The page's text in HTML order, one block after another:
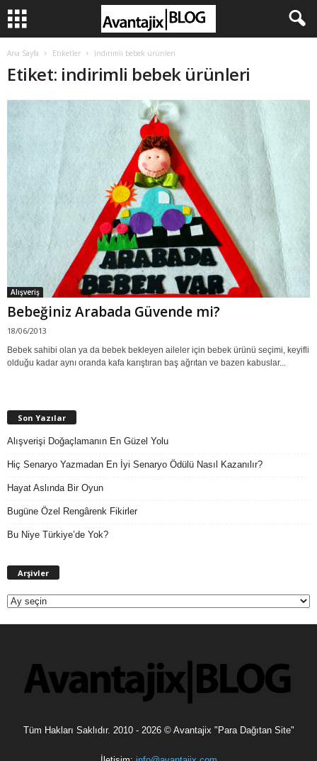
Ana Sayfa Etiketler Indirimli bebek ürünleri
Etiket: indirimli bebek ürünleri
Alışveriş
Bebeğiniz Arabada Güvende mi?
18/06/2013
Bebek sahibi olan ya da bebek bekleyen aileler için bebek ürünü seçimi, keyifli
olduğu kadar aynı oranda kafa karıştıran baş ağrıtan ve bazen kabuslar...
Son Yazılar
Alışverişi Doğaçlamanın En Güzel Yolu
Hiç Senaryo Yazmadan En İyi Senaryo Ödülü Nasıl Kazanılır?
Hayat Aslında Bir Oyun
Bugüne Özel Rengârenk Fikirler
Bu Niye Türkiye’de Yok?
Arşivler
Tüm Hakları Saklıdır. 2010 - 2026 © Avantajix "Para Dağıtan Site"